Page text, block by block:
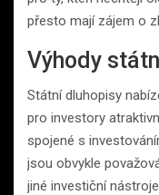
přesto mají zájem o
Výhody
Státní dluhopisy
pro investory
spojené s
jsou obvykle
jiné investiční